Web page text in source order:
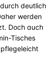
deutlich
werden
Doch auch
Tisches